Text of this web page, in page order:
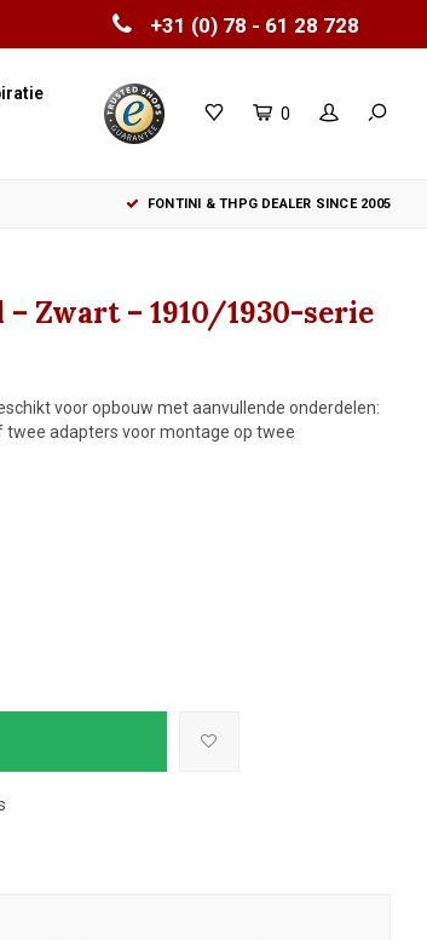
+31 (0) 78 - 61 28 728
0
FONTINI & THPG DEALER SINCE 2005
Zwart – 1910/1930-serie
voor opbouw met aanvullende onderdelen:
adapters voor montage op twee